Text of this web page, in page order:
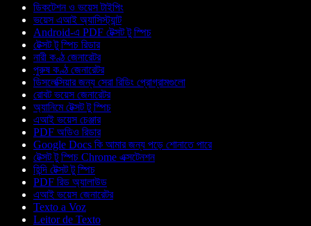
ডিকটেশন ও ভয়েস টাইপিং
ভয়েস এআই অ্যাসিস্ট্যান্ট
Android-এ PDF টেক্সট টু স্পিচ
টেক্সট টু স্পিচ রিডার
নারী কণ্ঠ জেনারেটর
পুরুষ কণ্ঠ জেনারেটর
ডিসলেক্সিয়ার জন্য সেরা রিডিং প্রোগ্রামগুলো
রোবট ভয়েস জেনারেটর
অ্যানিমে টেক্সট টু স্পিচ
এআই ভয়েস চেঞ্জার
PDF অডিও রিডার
Google Docs কি আমার জন্য পড়ে শোনাতে পারে
টেক্সট টু স্পিচ Chrome এক্সটেনশন
হিন্দি টেক্সট টু স্পিচ
PDF রিড অ্যালাউড
এআই ভয়েস জেনারেটর
Texto a Voz
Leitor de Texto